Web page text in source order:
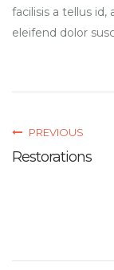
facilisis a tellus
eleifend dolor
PREVIOUS
Restorations